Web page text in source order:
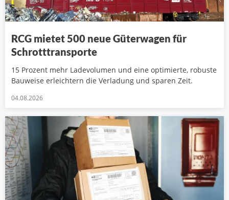
RCG mietet 500 neue Güterwagen für
Schrotttransporte
15 Prozent mehr Ladevolumen und eine optimierte, robuste
Bauweise erleichtern die Verladung und sparen Zeit.
04.08.2026